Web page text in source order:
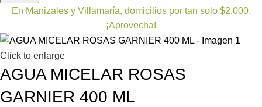
En Manizales y Villamaría, domicilios por tan solo $2.000.
¡Aprovecha!
Click to enlarge
AGUA MICELAR ROSAS
GARNIER 400 ML